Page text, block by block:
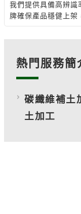
架策略
我們提供具備高辨識
牌確保產品穩健上
實基礎。
熱門服務簡
碳纖維補土
土加工